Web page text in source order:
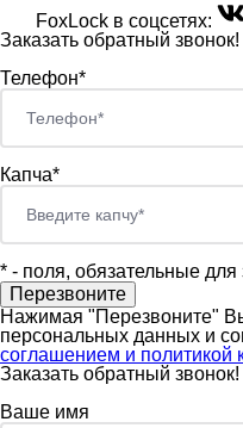
FoxLock в соцсетях:
Заказать обратный звонок!
Телефон*
Капча*
* - поля, обязательные для
Нажимая "Перезвоните"
персональных данных и
соглашением и политикой
Заказать обратный звонок!
Ваше имя